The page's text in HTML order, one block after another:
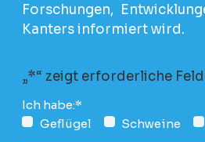
Forschungen,
Kanters informiert wird.
„*“ zeigt erforderliche
Ich habe:*
Geflügel
Schweine